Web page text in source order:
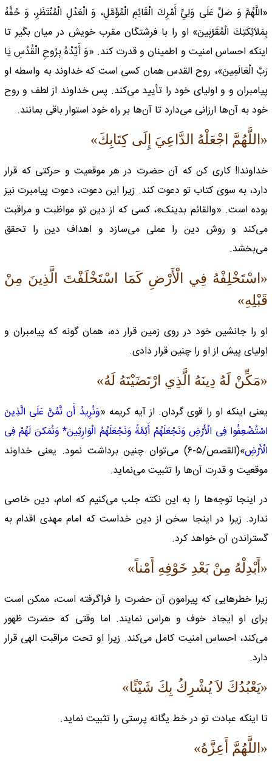
«اللَّهُمَّ وَ صَلِّ عَلَى وَلِيِّ أَمْرِكَ الْقَائِمِ الْمُؤَمَّلِ، وَ الْعَدْلِ الْمُنْتَظَرِ، وَ حُفَّهُ
بِمَلاَئِكَتِكَ الْمُقَرَّبِينَ» او را با فرشتگان مقرب خویش در میان بگیر تا
اینکه احساس امنیت و اطمینان و قدرت کند. «وَ أَيِّدْهُ بِرُوحِ الْقُدُسِ يَا
رَبَّ الْعَالَمِينَ‏»، روح القدس‌‌ همان کسی است که خداوند به واسطه او
پیامبران و و اولیای خود را تأیید می‌کند. پس خداوند از لطف و روح
خود به آن‌ها ارزانی می‌دارد تا آن‌ها بر راه خود استوار باقی بمانند.
«اللَّهُمَّ اجْعَلْهُ الدَّاعِيَ إِلَى كِتَابِكَ»
خداوندا! کاری کن که آن حضرت در هر موقعیت و حرکتی که قرار
دارد، به سوی کتاب تو دعوت کند. زیرا این دعوت، دعوت پیامبرت نیز
بوده است. «والقائم بدینک»، کسی که از دین تو مواظبت و مراقبت
می‌کند و روش دین را عملی می‌سازد و اهداف دین را تحقق
می‌بخشد.
«اسْتَخْلِفْهُ فِي الْأَرْضِ كَمَا اسْتَخْلَفْتَ الَّذِينَ مِنْ
قَبْلِهِ‏»
او را جانشین خود در روی زمین قرار ده،‌‌ همان گونه که پیامبران و
اولیای پیش از او را چنین قرار دادی.
«مَكِّنْ لَهُ دِينَهُ الَّذِي ارْتَضَيْتَهُ لَهُ»
یعنی اینکه او را قوی گردان. از آیه کریمه «وَنُرِیدُ أَن نَّمُنَّ عَلَى الَّذِینَ
اسْتُضْعِفُوا فِی الْأَرْضِ وَنَجْعَلَهُمْ أَئِمَّةً وَنَجْعَلَهُمُ الْوَارِثِینَ* وَنُمَکنَ لَهُمْ فِی
الْأَرْضِ
»(القصص/۵-۶) می‌توان چنین برداشت نمود. یعنی خداوند
موقعیت و قدرت آن‌ها را تثبیت می‌نماید.
در اینجا توجه‌ها را به این نکته جلب می‌کنیم که امام، دین خاصی
ندارد. زیرا در اینجا سخن از دین خداست که امام مهدی اقدام به
گستراندن آن خواهد کرد.
«أَبْدِلْهُ مِنْ بَعْدِ خَوْفِهِ أَمْناً»
زیرا خطرهایی که پیرامون آن حضرت را فراگرفته است، ممکن است
برای او ایجاد خوف و هراس نمایند. اما وقتی که حضرت ظهور
می‌کند، احساس امنیت کامل می‌کند. زیرا او تحت مراقبت الهی قرار
دارد.
«يَعْبُدُكَ لاَ يُشْرِكُ بِكَ شَيْئًا»
تا اینکه عبادت تو در خط یگانه پرستی را تثبیت نماید.
«اللَّهُمَّ أَعِزَّهُ»